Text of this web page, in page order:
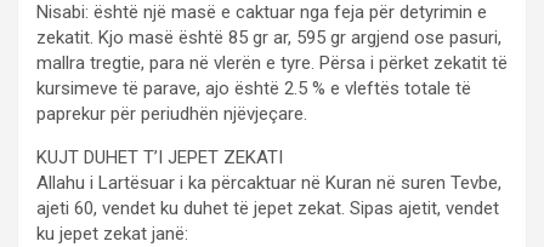
Nisabi: është një masë e caktuar nga feja për detyrimin e
zekatit. Kjo masë është 85 gr ar, 595 gr argjend ose pasuri,
mallra tregtie, para në vlerën e tyre. Përsa i përket zekatit të
kursimeve të parave, ajo është 2.5 % e vleftës totale të
paprekur për periudhën njëvjeçare.
KUJT DUHET T’I JEPET ZEKATI
Allahu i Lartësuar i ka përcaktuar në Kuran në suren Tevbe,
ajeti 60, vendet ku duhet të jepet zekat. Sipas ajetit, vendet
ku jepet zekat janë: